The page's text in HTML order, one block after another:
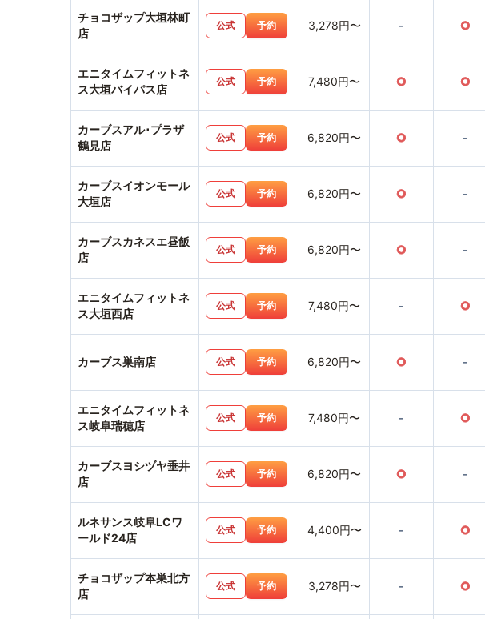
チョコザップ大垣林町
店
公式 予約 3,278円〜 - ○
エニタイムフィットネ
ス大垣バイパス店
公式 予約 7,480円〜 ○ ○
カーブスアル･プラザ
鶴見店
公式 予約 6,820円〜 ○ -
カーブスイオンモール
大垣店
公式 予約 6,820円〜 ○ -
カーブスカネスエ昼飯
店
公式 予約 6,820円〜 ○ -
エニタイムフィットネ
ス大垣西店
公式 予約 7,480円〜 - ○
カーブス巣南店 公式 予約 6,820円〜 ○ -
エニタイムフィットネ
ス岐阜瑞穂店
公式 予約 7,480円〜 - ○
カーブスヨシヅヤ垂井
店
公式 予約 6,820円〜 ○ -
ルネサンス岐阜LCワ
ールド24店
公式 予約 4,400円〜 - ○
チョコザップ本巣北方
店
公式 予約 3,278円〜 - ○